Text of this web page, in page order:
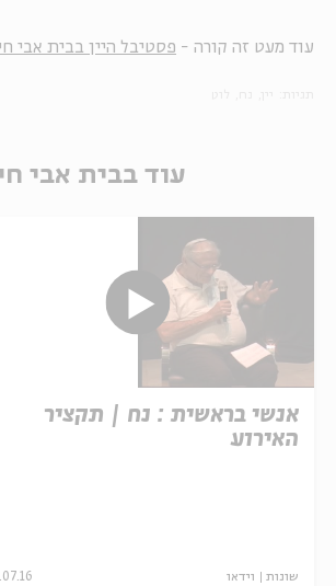
עוד מעט זה קורה - פסטיבל היין בבית אבי
עוד בבית אבי
אנשי בראשית : נח | תקציר
האירוע
שונות וידאו